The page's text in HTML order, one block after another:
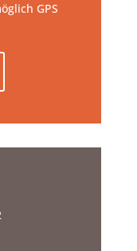
GPS